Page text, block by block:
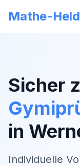
Mathe-
Sicher
in
Individuelle